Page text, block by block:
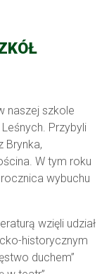
naszej szkole
Przybyli
Brynka,
W tym roku
wybuchu
wzięli udział
historycznym
duchem”